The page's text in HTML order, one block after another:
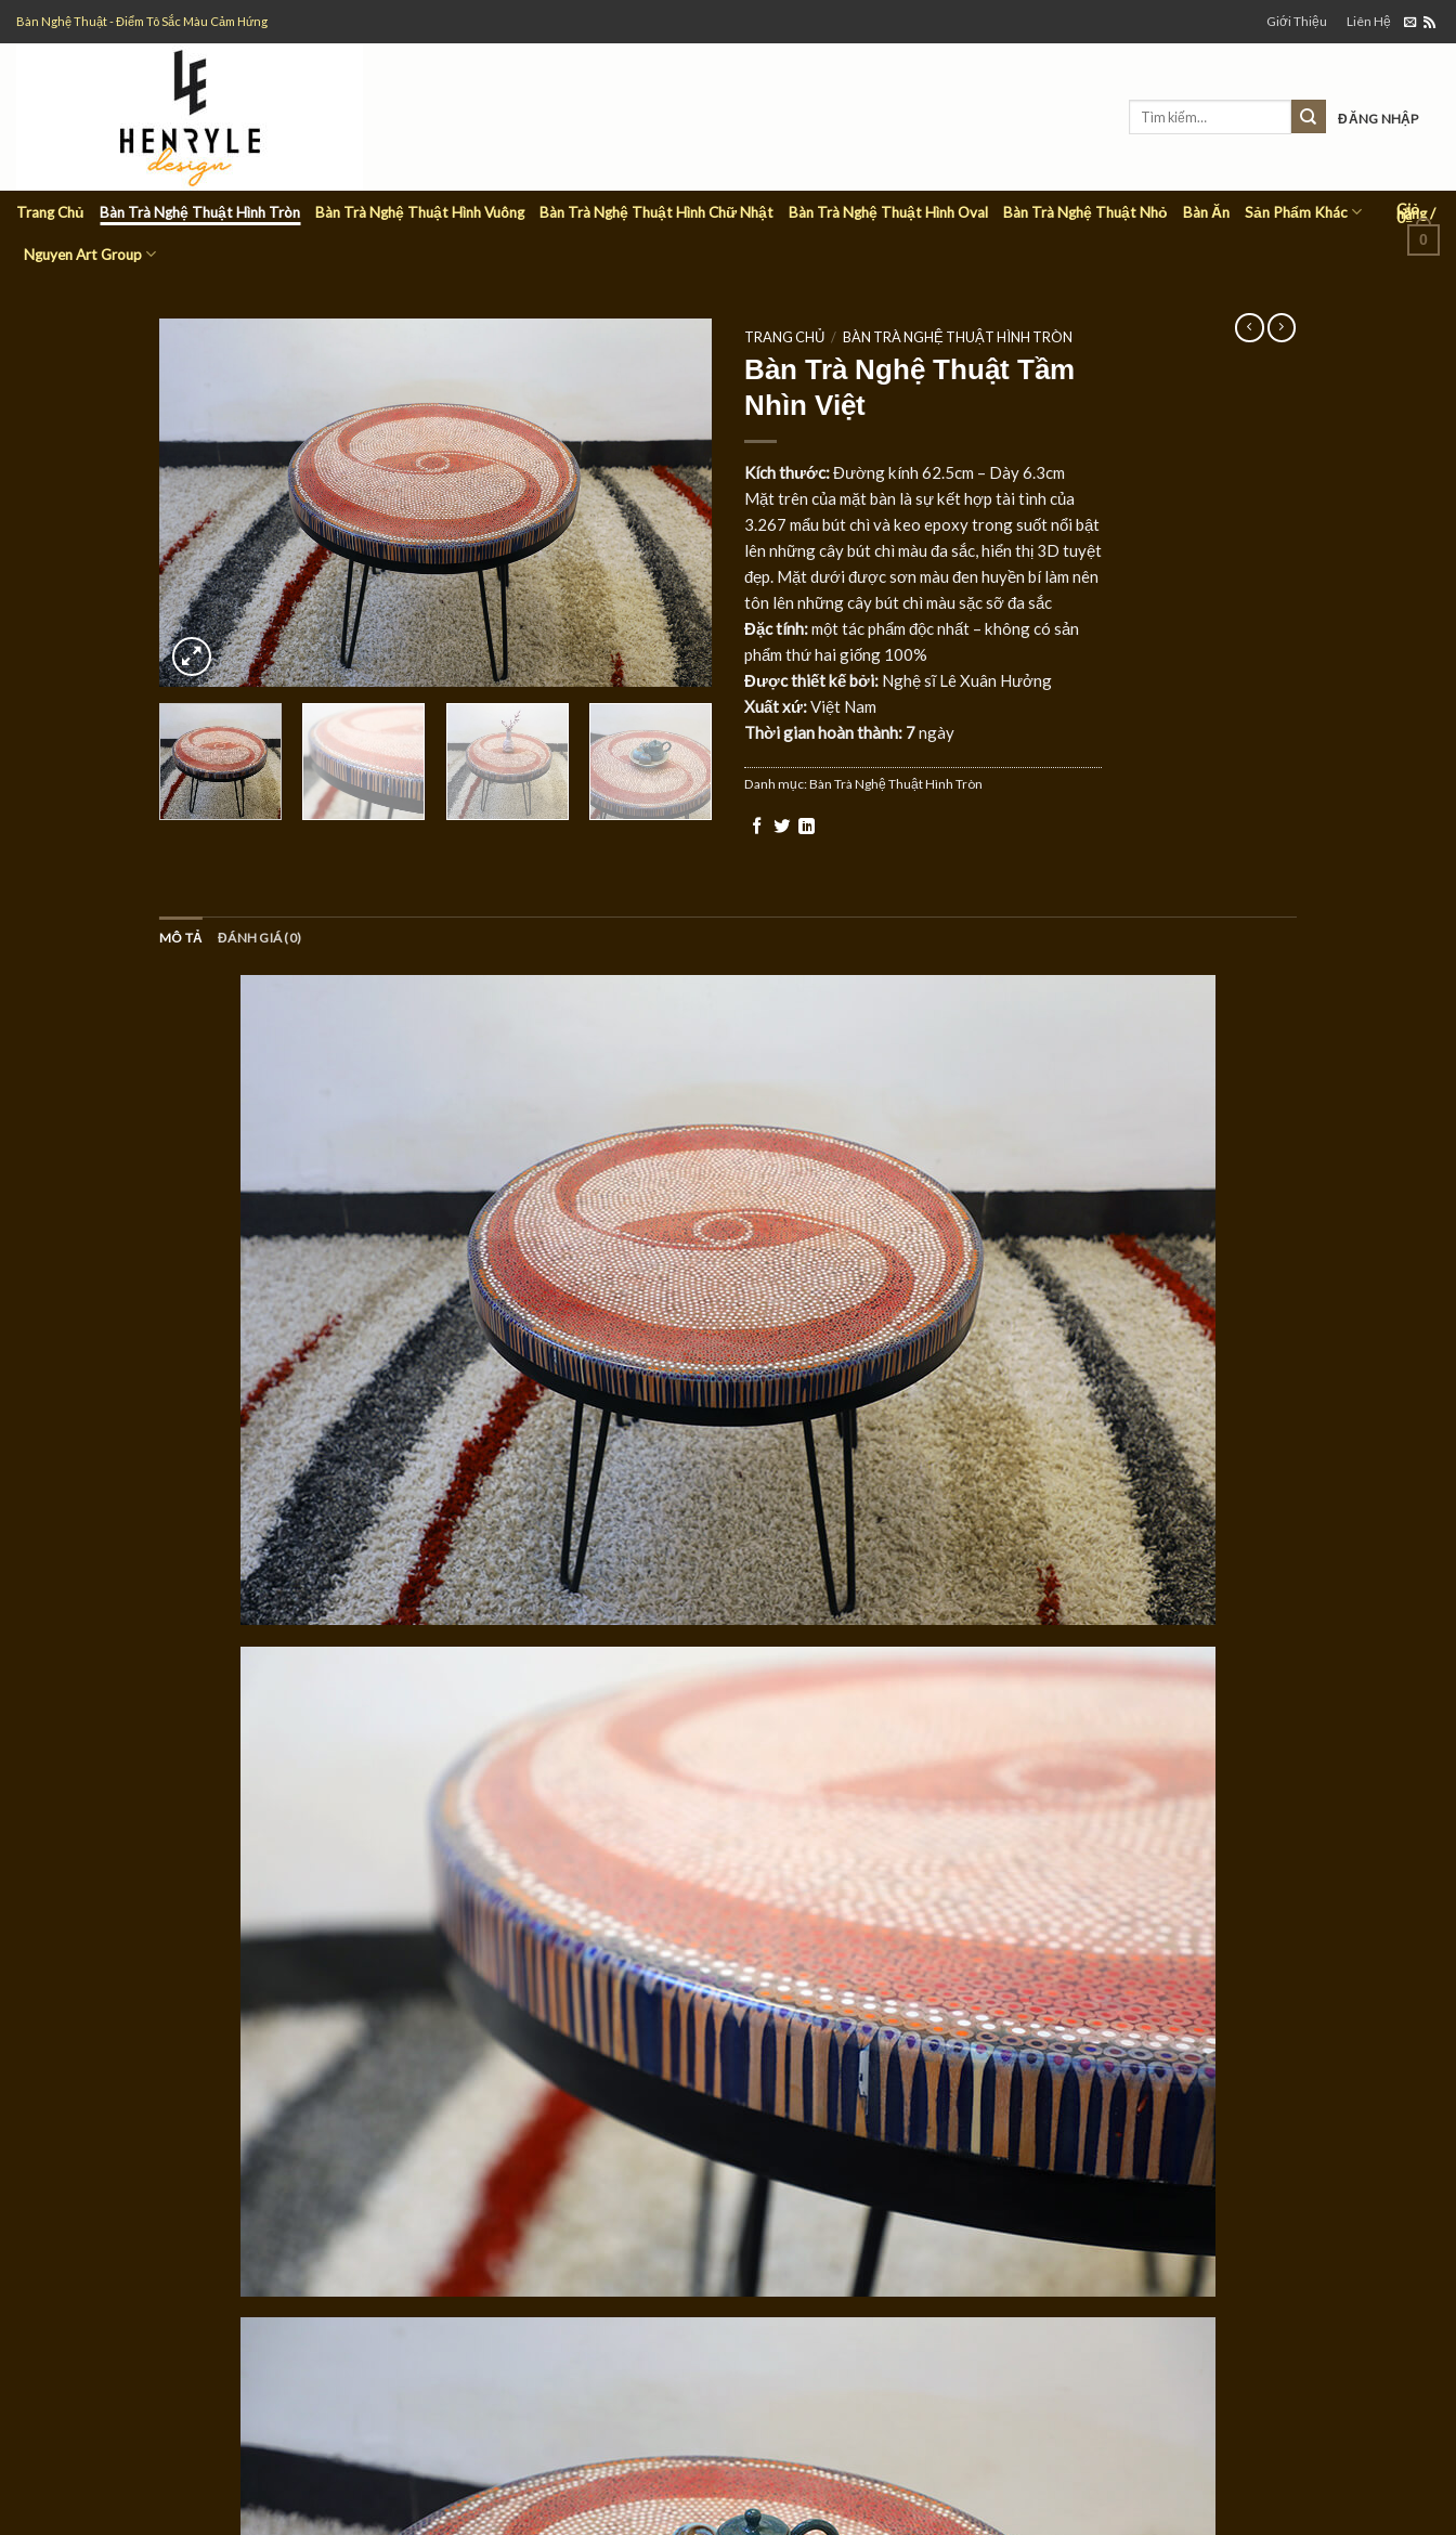
Bàn Nghệ Thuật - Điểm Tô Sắc Màu Cảm Hứng Giới Thiệu Liên Hệ
ĐĂNG NHẬP
Trang Chủ Bàn Trà Nghệ Thuật Hình Tròn Bàn Trà Nghệ Thuật Hình Vuông Bàn Trà Nghệ Thuật Hình Chữ Nhật Bàn Trà Nghệ Thuật Hình Oval Bàn Trà Nghệ Thuật Nhỏ Bàn Ăn Sản Phẩm Khác
Nguyen Art Group
Giỏ
hàng /
0₫
0
TRANG CHỦ / BÀN TRÀ NGHỆ THUẬT HÌNH TRÒN
Bàn Trà Nghệ Thuật Tầm
Nhìn Việt
Kích thước:Đường kính 62.5cm – Dày 6.3cm
Mặt trên của mặt bàn là sự kết hợp tài tình của
3.267 mẩu bút chì và keo epoxy trong suốt nổi bật
lên những cây bút chì màu đa sắc, hiển thị 3D tuyệt
đẹp. Mặt dưới được sơn màu đen huyền bí làm nên
tôn lên những cây bút chì màu sặc sỡ đa sắc
Đặc tính:một tác phẩm độc nhất – không có sản
phẩm thứ hai giống 100%
Được thiết kế bởi: Nghệ sĩ Lê Xuân Hưởng
Xuất xứ:Việt Nam
Thời gian hoàn thành: 7ngày
Danh mục:Bàn Trà Nghệ Thuật Hình Tròn
MÔ TẢ ĐÁNH GIÁ (0)